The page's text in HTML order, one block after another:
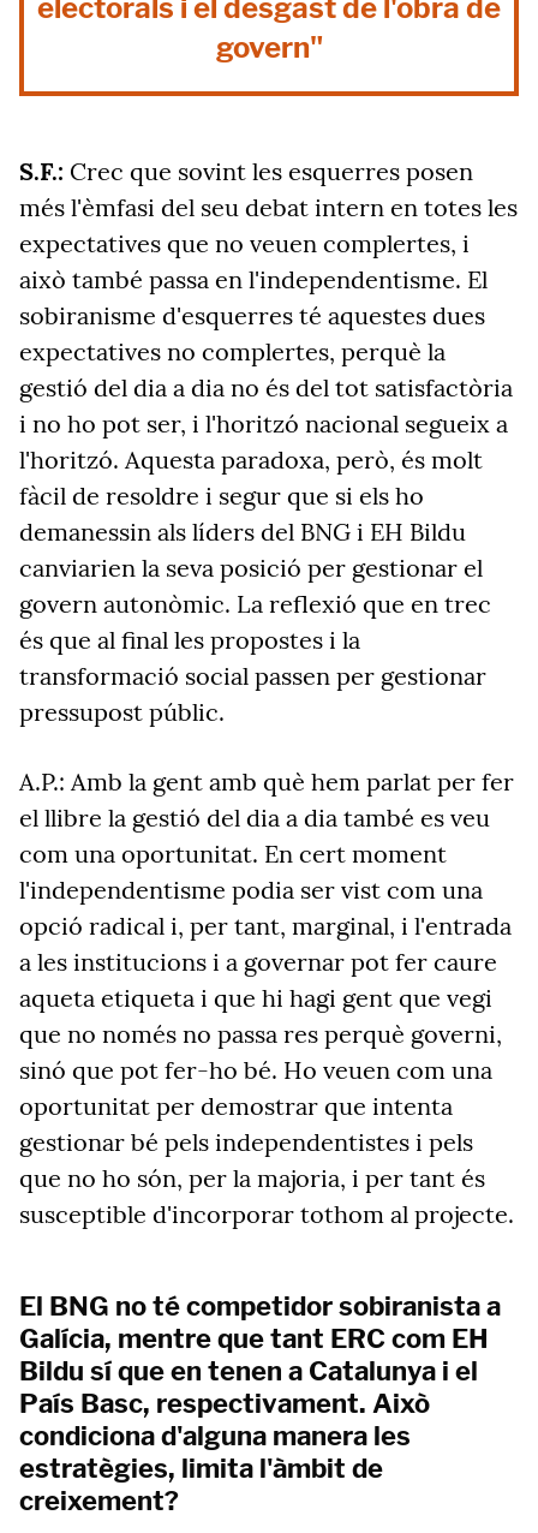
electorals i el desgast de l'obra de
govern"
S.F.: Crec que sovint les esquerres posen
més l'èmfasi del seu debat intern en totes les
expectatives que no veuen complertes, i
això també passa en l'independentisme. El
sobiranisme d'esquerres té aquestes dues
expectatives no complertes, perquè la
gestió del dia a dia no és del tot satisfactòria
i no ho pot ser, i l'horitzó nacional segueix a
l'horitzó. Aquesta paradoxa, però, és molt
fàcil de resoldre i segur que si els ho
demanessin als líders del BNG i EH Bildu
canviarien la seva posició per gestionar el
govern autonòmic. La reflexió que en trec
és que al final les propostes i la
transformació social passen per gestionar
pressupost públic.
A.P.: Amb la gent amb què hem parlat per fer
el llibre la gestió del dia a dia també es veu
com una oportunitat. En cert moment
l'independentisme podia ser vist com una
opció radical i, per tant, marginal, i l'entrada
a les institucions i a governar pot fer caure
aqueta etiqueta i que hi hagi gent que vegi
que no només no passa res perquè governi,
sinó que pot fer-ho bé. Ho veuen com una
oportunitat per demostrar que intenta
gestionar bé pels independentistes i pels
que no ho són, per la majoria, i per tant és
susceptible d'incorporar tothom al projecte.
El BNG no té competidor sobiranista a
Galícia, mentre que tant ERC com EH
Bildu sí que en tenen a Catalunya i el
País Basc, respectivament. Això
condiciona d'alguna manera les
estratègies, limita l'àmbit de
creixement?